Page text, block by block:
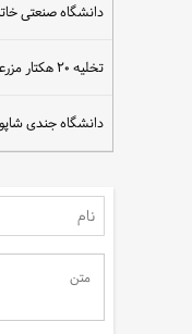
دانشگاه صنعتی
تخلیه ۲۰ هکتار مزرعه پرورش ماهی غیرمجاز حاشیه رودخانه گرگر
دانشگاه جندی